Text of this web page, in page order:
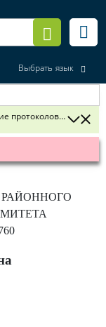
Выбрать язык
протоколов об